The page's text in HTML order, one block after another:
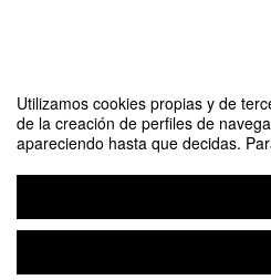
Utilizamos cookies propias y de
de la creación de perfiles de
apareciendo hasta que decidas.